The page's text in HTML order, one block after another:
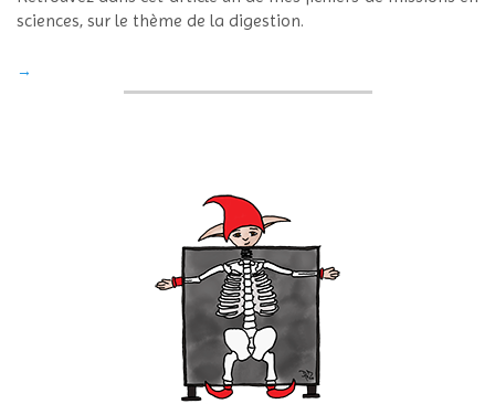
sciences, sur le thème de la digestion.
→